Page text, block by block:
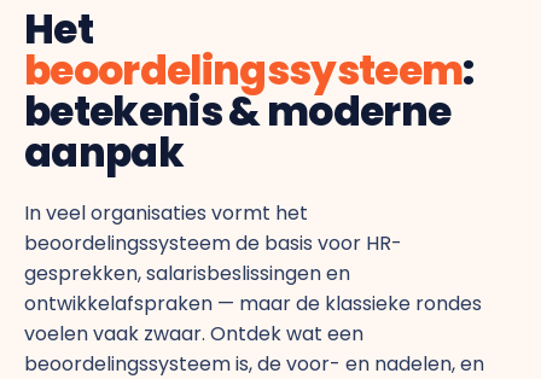
GESPREKKEN & FEEDBACK
Gesprekscyclus
360° Feedback
Pulse Surveys
Doelen & OKR's
GROEI & INZICHT
Implementatie
Resources
Klantverhalen
Blog
Gratis quickscan
Het
beoordelingssysteem:
betekenis & moderne
aanpak
In veel organisaties vormt het
beoordelingssysteem de basis voor HR-
gesprekken, salarisbeslissingen en
ontwikkelafspraken — maar de klassieke rondes
voelen vaak zwaar. Ontdek wat een
beoordelingssysteem is, de voor- en nadelen, en